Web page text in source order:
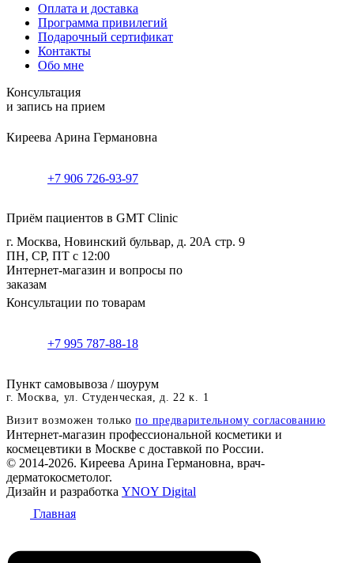
Оплата и доставка
Программа привилегий
Подарочный сертификат
Контакты
Обо мне
Консультация
и запись на прием
Киреева Арина Германовна
+7 906 726-93-97
Приём пациентов в GMT Clinic
г. Москва, Новинский бульвар, д. 20А стр. 9
ПН, СР, ПТ с 12:00
Интернет-магазин и вопросы по
заказам
Консультации по товарам
+7 995 787-88-18
Пункт самовывоза / шоурум
г. Москва, ул. Студенческая, д. 22 к. 1
Визит возможен толькопо предварительному согласованию
Интернет-магазин профессиональной косметики и
космецевтики в Москве с доставкой по России.
© 2014-2026. Киреева Арина Германовна, врач-
дерматокосметолог.
Дизайн и разработка YNOY Digital
Главная